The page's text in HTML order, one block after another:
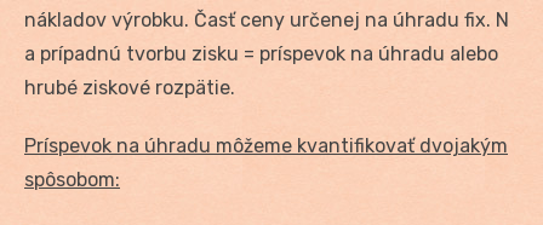
nákladov výrobku. Časť ceny určenej na úhradu fix. N
a prípadnú tvorbu zisku = príspevok na úhradu alebo
hrubé ziskové rozpätie.
Príspevok na úhradu môžeme kvantifikovať dvojakým
spôsobom: